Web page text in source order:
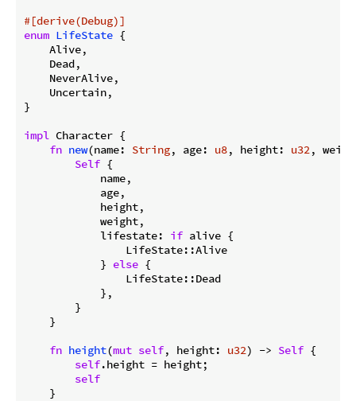
#[derive(Debug)]
enum LifeState {
    Alive,
    Dead,
    NeverAlive,
    Uncertain,
}
impl Character {
fn new(name: String, age: u8, height: u32,
Self {
            name,
            age,
            height,
            weight,
            lifestate:
if alive {
                LifeState::Alive
            }
else {
                LifeState::Dead
            },
        }
    }
fn height(mut self, height: u32) -> Self {
self.height = height;
self
    }